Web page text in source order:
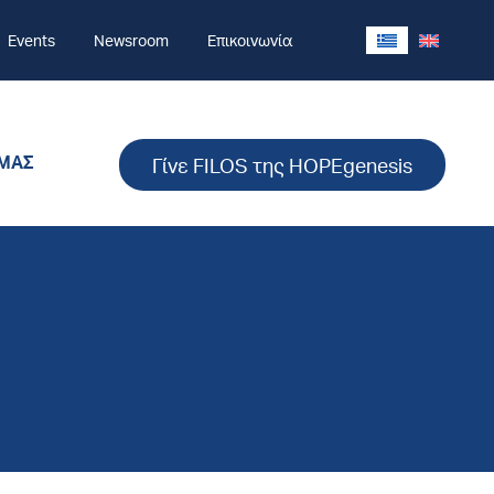
Events Newsroom Επικοινωνία
Γίνε FILOS της HOPEgenesis